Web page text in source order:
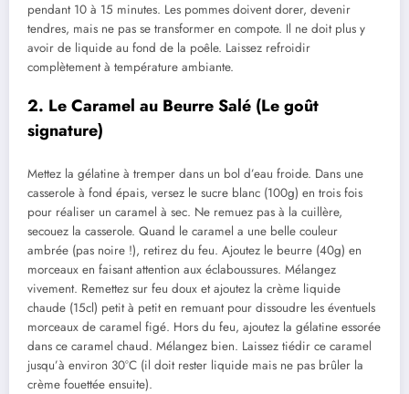
pendant 10 à 15 minutes. Les pommes doivent dorer, devenir
tendres, mais ne pas se transformer en compote. Il ne doit plus y
avoir de liquide au fond de la poêle. Laissez refroidir
complètement à température ambiante.
2. Le Caramel au Beurre Salé (Le goût
signature)
Mettez la gélatine à tremper dans un bol d’eau froide. Dans une
casserole à fond épais, versez le sucre blanc (100g) en trois fois
pour réaliser un caramel à sec. Ne remuez pas à la cuillère,
secouez la casserole. Quand le caramel a une belle couleur
ambrée (pas noire !), retirez du feu. Ajoutez le beurre (40g) en
morceaux en faisant attention aux éclaboussures. Mélangez
vivement. Remettez sur feu doux et ajoutez la crème liquide
chaude (15cl) petit à petit en remuant pour dissoudre les éventuels
morceaux de caramel figé. Hors du feu, ajoutez la gélatine essorée
dans ce caramel chaud. Mélangez bien. Laissez tiédir ce caramel
jusqu’à environ 30°C (il doit rester liquide mais ne pas brûler la
crème fouettée ensuite).